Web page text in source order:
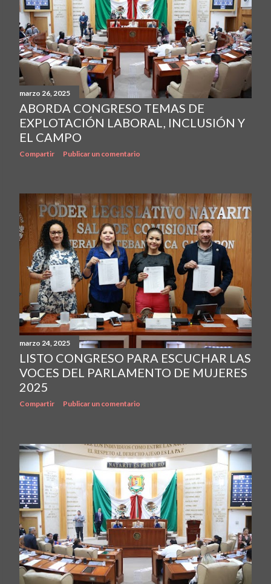
marzo 26, 2025
ABORDA CONGRESO TEMAS DE
EXPLOTACIÓN LABORAL, INCLUSIÓN Y
EL CAMPO
Compartir Publicar un comentario
marzo 24, 2025
LISTO CONGRESO PARA ESCUCHAR LAS
VOCES DEL PARLAMENTO DE MUJERES
2025
Compartir Publicar un comentario